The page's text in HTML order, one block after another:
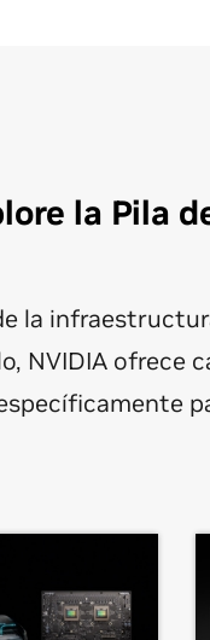
la Pila
la
NVIDIA ofrece